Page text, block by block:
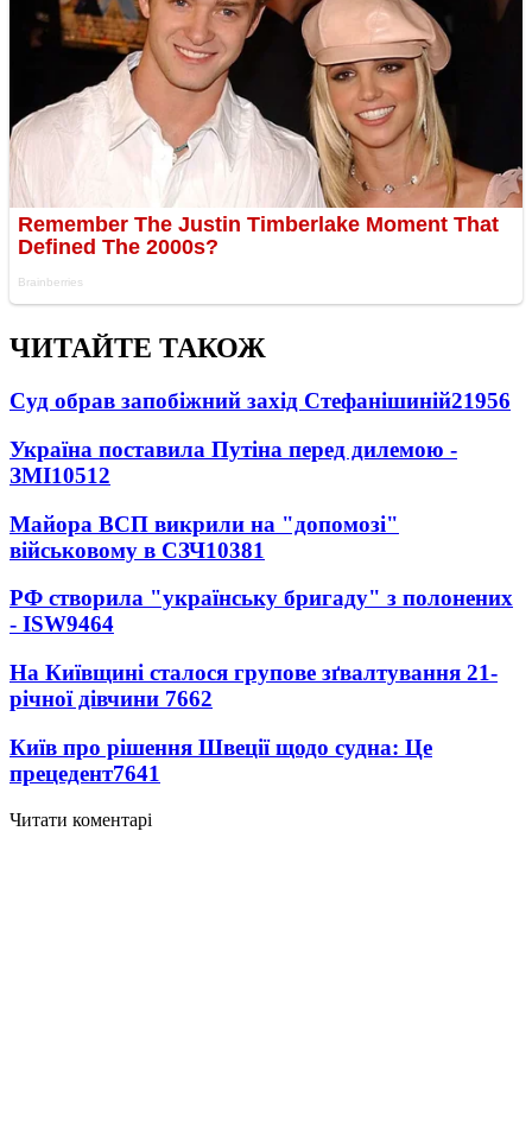
ЧИТАЙТЕ ТАКОЖ
Суд обрав запобіжний захід Стефанішиній21956
Україна поставила Путіна перед дилемою -
ЗМІ10512
Майора ВСП викрили на "допомозі"
військовому в СЗЧ10381
РФ створила "українську бригаду" з полонених
- ISW9464
На Київщині сталося групове зґвалтування 21-
річної дівчини 7662
Київ про рішення Швеції щодо судна: Це
прецедент7641
Читати коментарі